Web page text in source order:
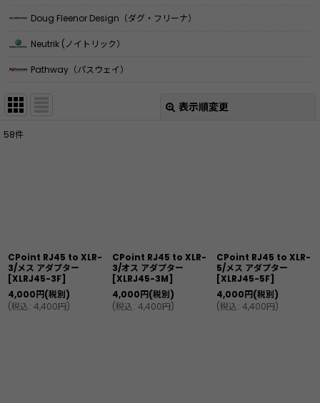
Doug Fleenor Design（ダグ・フリーナ）
Neutrik (ノイトリック）
Pathway（パスウェイ）
表示順変更
サブカテゴリ
絞り込む
58件
CPoint RJ45 to XLR-
3/メス アダプター
[XLRJ45-3F]
4,000円(税別)
(税込: 4,400円)
CPoint RJ45 to XLR-
3/オス アダプター
[XLRJ45-3M]
4,000円(税別)
(税込: 4,400円)
CPoint RJ45 to XLR-
5/メス アダプター
[XLRJ45-5F]
4,000円(税別)
(税込: 4,400円)